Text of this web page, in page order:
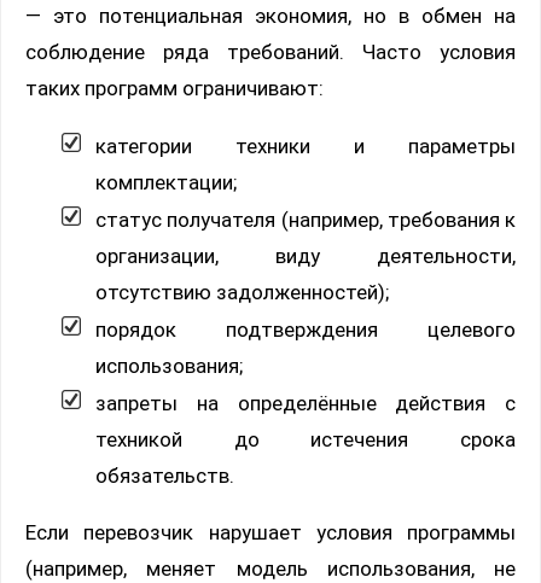
— это потенциальная экономия, но в обмен на
соблюдение ряда требований. Часто условия
таких программ ограничивают:
категории техники и параметры
комплектации;
статус получателя (например, требования к
организации, виду деятельности,
отсутствию задолженностей);
порядок подтверждения целевого
использования;
запреты на определённые действия с
техникой до истечения срока
обязательств.
Если перевозчик нарушает условия программы
(например, меняет модель использования, не